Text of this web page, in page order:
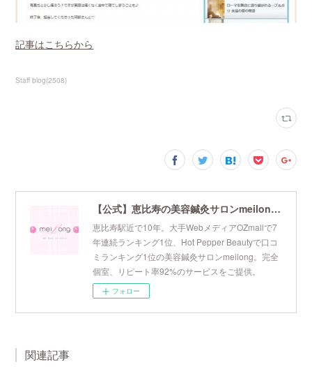
記事はこちらから
Staff blog(2508)
【公式】恵比寿の美容鍼灸サロンmeilong｜ツボを押さえた針・お灸の治療で美容と健康を叶えます
恵比寿駅近で10年。大手WebメディアOZmallで7
年連続ランキング1位、Hot Pepper Beautyで口コ
ミランキング1位の美容鍼灸サロンmeilong。完全
個室、リピート率92%のサービスをご提供。
フォロー
関連記事